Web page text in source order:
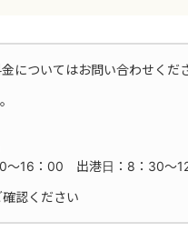
についてはお問い合わせくだ
～16：00 出港日：8：30～
認ください